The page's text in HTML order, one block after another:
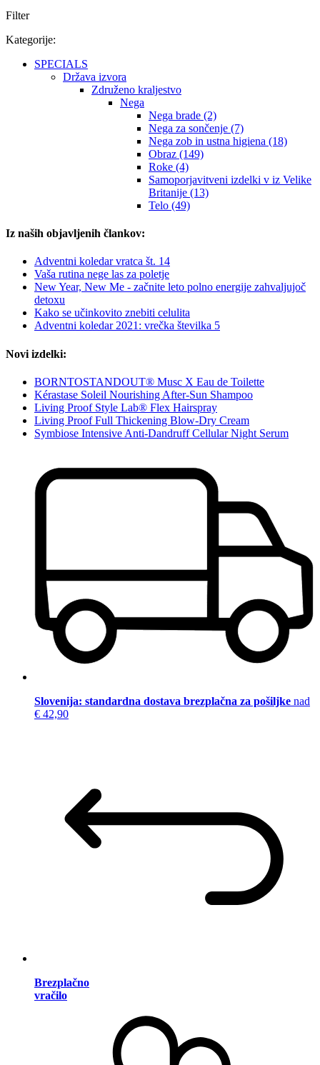
Filter
Kategorije:
SPECIALS
Država izvora
Združeno kraljestvo
Nega
Nega brade (2)
Nega za sončenje (7)
Nega zob in ustna higiena (18)
Obraz (149)
Roke (4)
Samoporjavitveni izdelki v iz Velike
Britanije (13)
Telo (49)
Iz naših objavljenih člankov:
Adventni koledar vratca št. 14
Vaša rutina nege las za poletje
New Year, New Me - začnite leto polno energije zahvaljujoč
detoxu
Kako se učinkovito znebiti celulita
Adventni koledar 2021: vrečka številka 5
Novi izdelki:
BORNTOSTANDOUT® Musc X Eau de Toilette
Kérastase Soleil Nourishing After-Sun Shampoo
Living Proof Style Lab® Flex Hairspray
Living Proof Full Thickening Blow-Dry Cream
Symbiose Intensive Anti-Dandruff Cellular Night Serum
Slovenija: standardna dostava brezplačna za pošiljke nad
€ 42,90
Brezplačno
vračilo